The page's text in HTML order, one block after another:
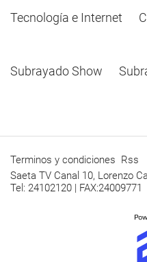
Tecnología e Internet
Subrayado Show
Terminos y condiciones Rss
Saeta TV Canal 10, Lorenzo
Tel: 24102120 | FAX:24009771